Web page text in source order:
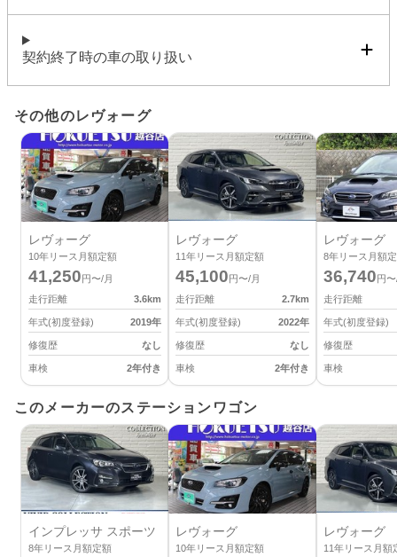
契約終了時の車の取り扱い
その他のレヴォーグ
レヴォーグ
10年リース月額定額
41,250円〜/月
走行距離
3.6km
年式(初度登録) 2019年
修復歴 なし
車検 2年付き
レヴォーグ
11年リース月額定額
45,100円〜/月
走行距離
2.7km
年式(初度登録) 2022年
修復歴 なし
車検 2年付き
レヴォーグ
8年リース月額
36,740円
走行距離
年式(初度登録)
修復歴
車検
このメーカーのステーションワゴン
インプレッサ スポーツ
8年リース月額定額
レヴォーグ
10年リース月額定額
レヴォーグ
11年リース月額